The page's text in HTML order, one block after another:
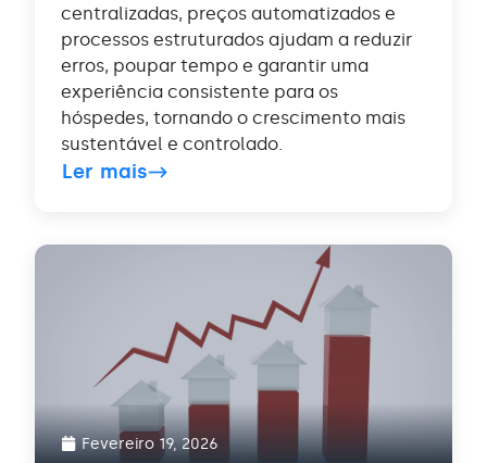
centralizadas, preços automatizados e
processos estruturados ajudam a reduzir
erros, poupar tempo e garantir uma
experiência consistente para os
hóspedes, tornando o crescimento mais
sustentável e controlado.
Ler mais
Fevereiro 19, 2026